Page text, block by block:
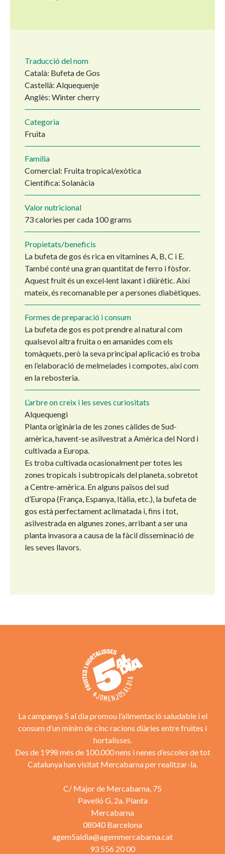
Traducció del nom
Català: Bufeta de Gos
Castellà: Alquequenje
Anglès: Winter cherry
Categoria
Fruita
Família
Comercial: Fruita tropical/exòtica
Científica: Solanàcia
Valor nutricional
73 calories per cada 100 grams
Propietats/beneficis
La bufeta de gos és rica en vitamines A, B, C i E.
També conté una gran quantitat de ferro i fòsfor.
Aquest fruit és un excel·lent laxant i diürètic. Així
mateix, és recomanable per a persones diabètiques.
Formes de preparació i consum
La bufeta de gos es pot prendre al natural com
qualsevol altra fruita o en amanides com els
tomàquets, però la seva principal aplicació es troba
en l’elaboració de melmelades i compotes, així com
en la rebosteria.
L’arbre on creix i les seves curiositats
Alquequengi
Planta originària de les zones càlides de Sud-
amèrica, havent-se asilvestrat a Amèrica del Nord i
cultivada a Europa.
Es troba cultivada ocasionalment per totes les
zones tropicals i subtropicals del planeta, sobretot
a Centre-amèrica. En alguns països del sud
d’Europa (França, Espanya, Itàlia, etc.), la bufeta de
gos està perfectament aclimatada i, fins i tot,
asilvestrada en algunes zones, arribant a ser una
planta invasora a causa de la fàcil disseminació de
les seves llavors.
La campanya 5 al dia promou l’alimentació saludable i el
consum d’un mínim de cinc racions diàries entre fruites i
hortalisses.
Des de 1998 més de 100.000 nens i nenes d’escoles de tot
Catalunya han visitat Mercabarna per realitzar-la.
C/ Major de Mercabarna, 75
Pavelló G, 2a. Planta
Mercabarna
08040 Barcelona
agem5aldia@agemmercabarna.cat
93 556 20 00